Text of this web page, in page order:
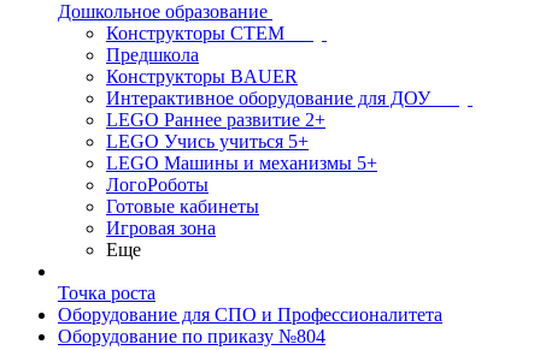
Дошкольное образование
Конструкторы СТЕМ
Предшкола
Конструкторы BAUER
Интерактивное оборудование для ДОУ
LEGO Раннее развитие 2+
LEGO Учись учиться 5+
LEGO Машины и механизмы 5+
ЛогоРоботы
Готовые кабинеты
Игровая зона
Еще
Точка роста
Оборудование для СПО и Профессионалитета
Оборудование по приказу №804